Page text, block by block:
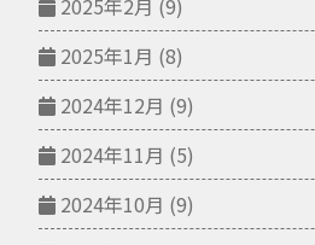
2025年2月 (9)
2025年1月 (8)
2024年12月 (9)
2024年11月 (5)
2024年10月 (9)